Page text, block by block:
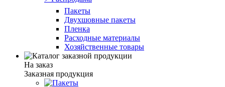
Пакеты
Двухшовные пакеты
Пленка
Расходные материалы
Хозяйственные товары
На заказ
Заказная продукция